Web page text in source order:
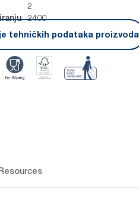
2
2400
tehničkih podataka proizvoda
Resources